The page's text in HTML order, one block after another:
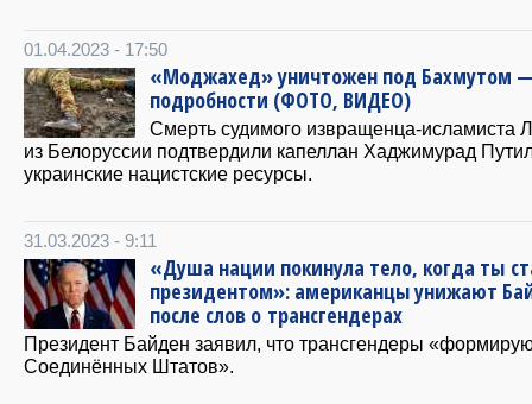
01.04.2023 - 17:50
«Моджахед» уничтожен под Бахмутом
подробности (ФОТО, ВИДЕО)
Смерть судимого извращенца-исламиста
из Белоруссии подтвердили капеллан Хаджимурад
украинские нацистские ресурсы.
31.03.2023 - 9:11
«Душа нации покинула тело, когда ты
президентом»: американцы унижают
после слов о трансгендерах
Президент Байден заявил, что трансгендеры
Соединённых Штатов».